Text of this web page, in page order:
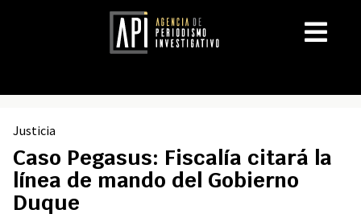
Justicia
Caso Pegasus: Fiscalía citará la
línea de mando del Gobierno
Duque